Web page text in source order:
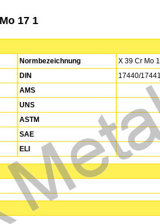
17 1
Normbezeichnung
X 39 Cr Mo
DIN
17440/
AMS
UNS
ASTM
SAE
ELI